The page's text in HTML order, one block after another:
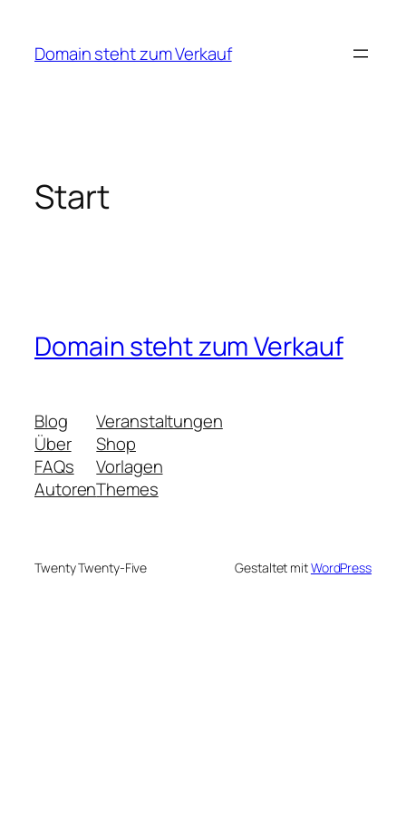
springen
Domain steht zum Verkauf
Start
Domain steht zum Verkauf
Blog
Über
FAQs
Autoren
Veranstaltungen
Shop
Vorlagen
Themes
Twenty Twenty-Five Gestaltet mitWordPress